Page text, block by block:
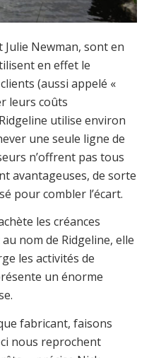
Newman, sont en
en effet le
(aussi appelé «
leurs coûts
utilise environ
une seule ligne de
n’offrent pas tous
avantageuses, de sorte
pour combler l’écart.
les créances
nom de Ridgeline, elle
les activités de
un énorme
fabricant, faisons
nous reprochent